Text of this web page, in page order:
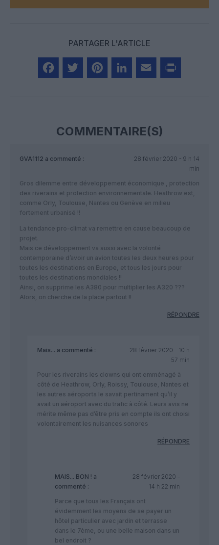
PARTAGER L'ARTICLE
COMMENTAIRE(S)
GVA1112 a commenté :
28 février 2020 - 9 h 14
min
Gros dilemme entre développement économique , protection
des riverains et protection environnementale. Heathrow est,
comme Orly, Toulouse, Nantes ou Genève en milieu
fortement urbanisé !!
La tendance pro-climat va remettre en cause beaucoup de
projet.
Mais ce développement va aussi avec la volonté
contemporaine d’avoir un avion toutes les deux heures pour
toutes les destinations en Europe, et tous les jours pour
toutes les destinations mondiales !!
Ainsi, on supprime les A380 pour multiplier les A320 ???
Alors, on cherche de la place partout !!
RÉPONDRE
Mais... a commenté :
28 février 2020 - 10 h
57 min
Pour les riverains les clowns qui ont emménagé à
côté de Heathrow, Orly, Roissy, Toulouse, Nantes et
les autres aéroports le savait pertinament qu’il y
avait un aéroport avec du trafic à côté. Leurs avis ne
mérite même pas d’être pris en compte ils ont choisi
volontairement les nuisances sonores
RÉPONDRE
MAIS... BON ! a
commenté :
28 février 2020 -
14 h 22 min
Parce que tous les Français ont
évidemment les moyens de se payer un
hôtel particulier avec jardin et terrasse
dans le 7ème, ou une belle maison dans un
bel endroit ?